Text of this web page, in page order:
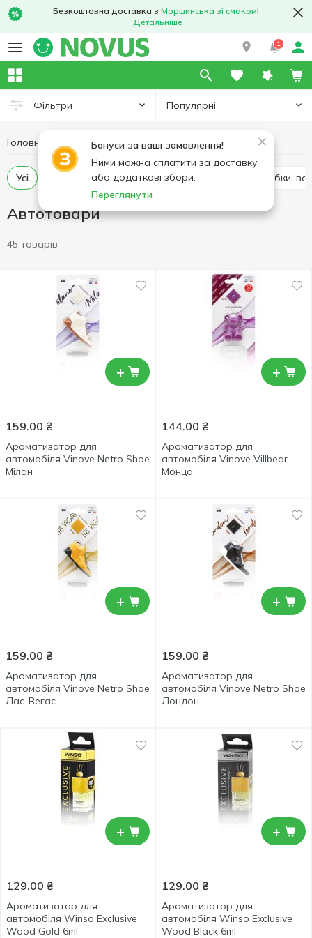
Безкоштовна доставка з Моршинська зі смаком!
Детальніше
1
Фільтри Популярні
Бонуси за ваші замовлення!
Ними можна сплатити за доставку
або додаткові збори.
Переглянути
Головна Хобі та відпочинок Автотовари
Усі Серветки, губки автомобільні Щітки, шкребки,
Автотовари
45 товарів
+
159.00 ₴
Ароматизатор для
автомобіля Vinove Netro Shoe
Мілан
+
144.00 ₴
Ароматизатор для
автомобіля Vinove Villbear
Монца
+
159.00 ₴
Ароматизатор для
автомобіля Vinove Netro Shoe
Лас-Вегас
+
159.00 ₴
Ароматизатор для
автомобіля Vinove Netro Shoe
Лондон
+
129.00 ₴
Ароматизатор для
автомобіля Winso Exclusive
Wood Gold 6ml
+
129.00 ₴
Ароматизатор для
автомобіля Winso Exclusive
Wood Black 6ml